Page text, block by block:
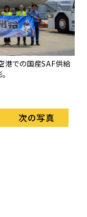
港での国産SAF供給
次の写真